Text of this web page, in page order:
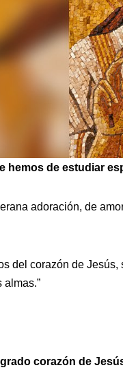
hemos de estudiar
adoración, de
del corazón de
almas.”
corazón de